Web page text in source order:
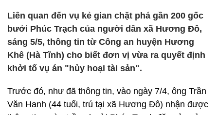
Liên quan đến vụ kẻ gian chặt phá gần 200 gốc
bưởi Phúc Trạch của người dân xã Hương Đô,
sáng 5/5, thông tin từ Công an huyện Hương
Khê (Hà Tĩnh) cho biết đơn vị vừa ra quyết định
khởi tố vụ án "hủy hoại tài sản".
Trước đó, như đã thông tin, vào ngày 7/4, ông Trần
Văn Hanh (44 tuổi, trú tại xã Hương Đô) nhận được